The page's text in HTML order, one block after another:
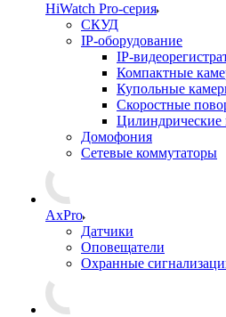
HiWatch Pro-серия
CКУД
IP-оборудование
IP-
Компактные
Купольные
Скоростные
Цилиндрические
Домофония
Сетевые коммутаторы
AxPro
Датчики
Оповещатели
Охранные